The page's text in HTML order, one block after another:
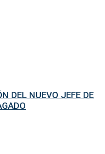
DEL NUEVO JEFE DE